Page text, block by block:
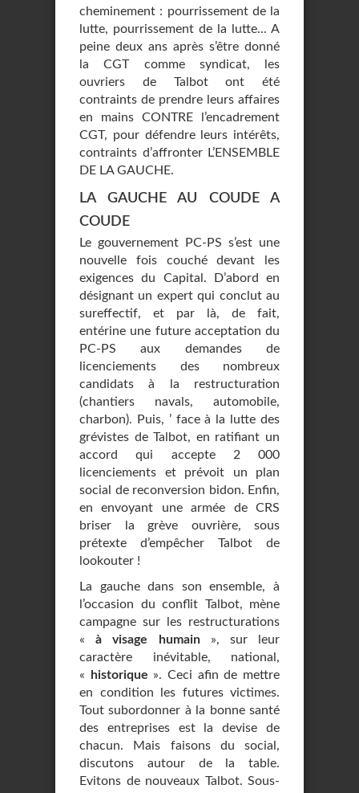
cheminement : pourrissement de la
lutte, pourrissement de la lutte... A
peine deux ans après s’être donné
la CGT comme syndicat, les
ouvriers de Talbot ont été
contraints de prendre leurs affaires
en mains CONTRE l’encadrement
CGT, pour défendre leurs intérêts,
contraints d’affronter L’ENSEMBLE
DE LA GAUCHE.
LA GAUCHE AU COUDE A
COUDE
Le gouvernement PC-PS s’est une
nouvelle fois couché devant les
exigences du Capital. D’abord en
désignant un expert qui conclut au
sureffectif, et par là, de fait,
entérine une future acceptation du
PC-PS aux demandes de
licenciements des nombreux
candidats à la restructuration
(chantiers navals, automobile,
charbon). Puis, ’ face à la lutte des
grévistes de Talbot, en ratifiant un
accord qui accepte 2 000
licenciements et prévoit un plan
social de reconversion bidon. Enfin,
en envoyant une armée de CRS
briser la grève ouvrière, sous
prétexte d’empêcher Talbot de
lookouter !
La gauche dans son ensemble, à
l’occasion du conflit Talbot, mène
campagne sur les restructurations
«à visage humain», sur leur
caractère inévitable, national,
«
historique ». Ceci afin de mettre
en condition les futures victimes.
Tout subordonner à la bonne santé
des entreprises est la devise de
chacun. Mais faisons du social,
discutons autour de la table.
Evitons de nouveaux Talbot. Sous-